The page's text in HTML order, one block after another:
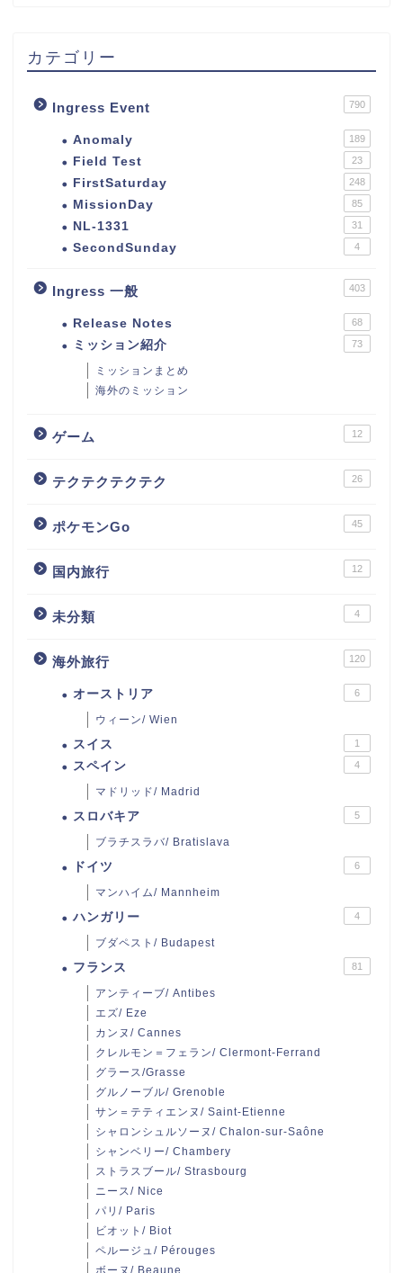
カテゴリー
Ingress Event 790
Anomaly 189
Field Test 23
FirstSaturday 248
MissionDay 85
NL-1331 31
SecondSunday 4
Ingress 一般 403
Release Notes 68
ミッション紹介 73
ミッションまとめ
海外のミッション
ゲーム 12
テクテクテクテク 26
ポケモンGo 45
国内旅行 12
未分類 4
海外旅行 120
オーストリア 6
ウィーン/ Wien
スイス 1
スペイン 4
マドリッド/ Madrid
スロバキア 5
ブラチスラバ/ Bratislava
ドイツ 6
マンハイム/ Mannheim
ハンガリー 4
ブダペスト/ Budapest
フランス 81
アンティーブ/ Antibes
エズ/ Eze
カンヌ/ Cannes
クレルモン＝フェラン/ Clermont-Ferrand
グラース/Grasse
グルノーブル/ Grenoble
サン＝テティエンヌ/ Saint-Etienne
シャロンシュルソーヌ/ Chalon-sur-Saône
シャンベリー/ Chambery
ストラスブール/ Strasbourg
ニース/ Nice
パリ/ Paris
ビオット/ Biot
ペルージュ/ Pérouges
ボーヌ/ Beaune